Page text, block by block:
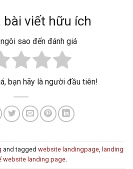
bài viết hữu ích
sao đến đánh giá
bạn hãy là người đầu tiên!
and tagged website landingpage
landing
website landing page